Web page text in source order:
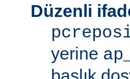
Düzenli
yerine